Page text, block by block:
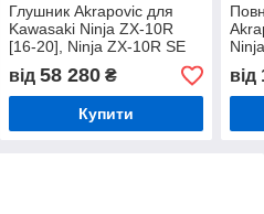
Глушник Akrapovic для
Kawasaki Ninja ZX-10R
[16-20], Ninja ZX-10R SE
[18-20], Ninja ZX-10RR
[17-20]
від 58 280₴
Купити
ZX-
від